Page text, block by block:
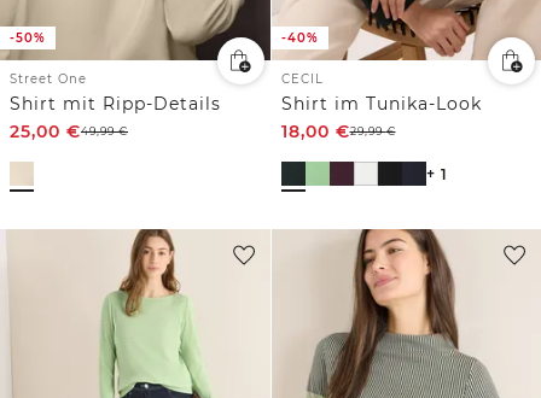
-50%
Street One
Shirt mit Ripp-Details
25,00 €49,99€
-40%
CECIL
Shirt im Tunika-Look
18,00 €29,99€
+ 1